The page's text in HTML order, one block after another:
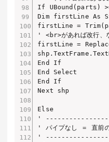
If UBound(parts)
Dim firstLine As
firstLine =
' <br>があれば改行、
firstLine =
End If
End Select
End If
Next shp
Else
'
' パイプなし ＝ 直前の
'